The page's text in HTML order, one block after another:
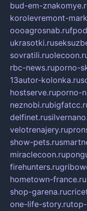
bud-em-
korolevremont-
oooagrosnab.ru
ukrasotki.ru
sovratili.ru
rbc-news.ruporno-
13autor-kolonka.ru
hostserve.ruporno-
neznobi.ru
delfinet.ru
velotrenajery.ru
show-pets.ru
miraclecoon.ru
firehunters.ru
hometown-france.ru
shop-garena.ru
one-life-story.ru